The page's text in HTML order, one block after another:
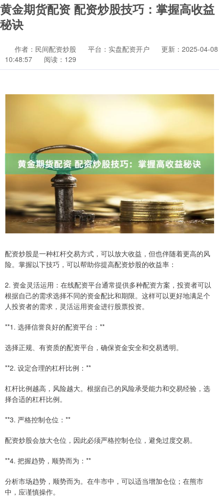
黄金期货配资 配资炒股技巧：掌握高收益
秘诀
作者：民间配资炒股 平台：实盘配资开户
更新：2025-04-08
10:48:57
阅读：129
配资炒股是一种杠杆交易方式，可以放大收益，但也伴随着更高的风
险。掌握以下技巧，可以帮助你提高配资炒股的收益率：
2. 资金灵活运用：在线配资平台通常提供多种配资方案，投资者可以
根据自己的需求选择不同的资金配比和期限。这样可以更好地满足个
人投资者的需求，灵活运用资金进行股票投资。
**1. 选择信誉良好的配资平台：**
选择正规、有资质的配资平台，确保资金安全和交易透明。
**2. 设定合理的杠杆比例：**
杠杆比例越高，风险越大。根据自己的风险承受能力和交易经验，选
择合适的杠杆比例。
**3. 严格控制仓位：**
配资炒股会放大仓位，因此必须严格控制仓位，避免过度交易。
**4. 把握趋势，顺势而为：**
分析市场趋势，顺势而为。在牛市中，可以适当增加仓位；在熊市
中，应谨慎操作。